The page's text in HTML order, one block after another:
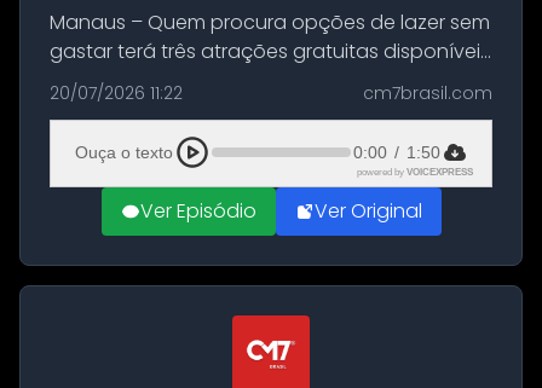
Manaus – Quem procura opções de lazer sem
gastar terá três atrações gratuitas disponíveis
entre esta segunda-feira (20) e quinta-feira
(23). A programação inclui uma exposição
dedicada à história das ...
20/07/2026 11:22 cm7brasil.com
Ouça o texto 0:00 / 1:50
powered by VOICEXPRESS
Ver Episódio Ver Original